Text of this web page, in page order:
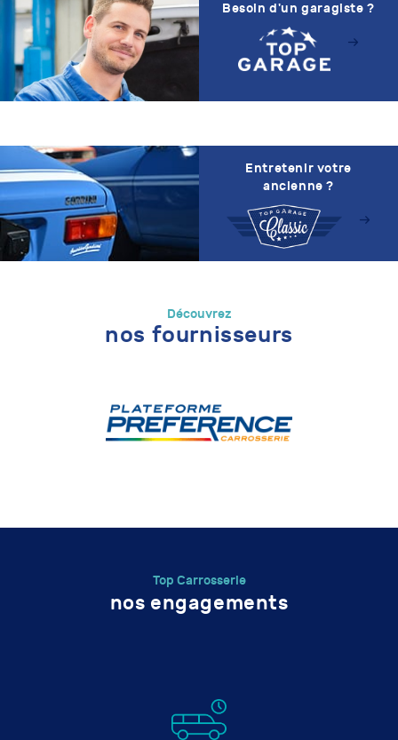
Besoin d'un garagiste ?
Entretenir votre
ancienne ?
Découvrez
nos fournisseurs
Top Carrosserie
nos engagements